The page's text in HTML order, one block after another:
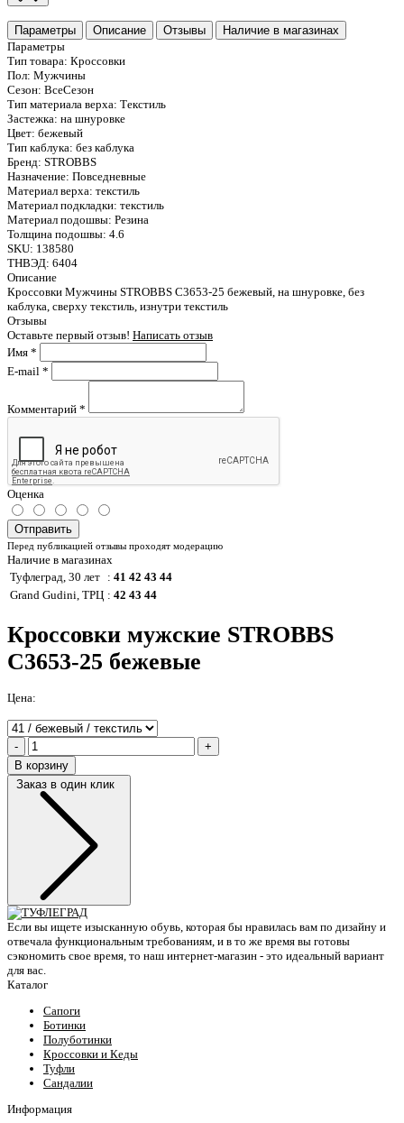
Параметры Описание Отзывы
Наличие в магазинах
Параметры
Тип товара: Кроссовки
Пол: Мужчины
Сезон: ВсеСезон
Тип материала верха: Текстиль
Застежка: на шнуровке
Цвет: бежевый
Тип каблука: без каблука
Бренд: STROBBS
Назначение: Повседневные
Материал верха: текстиль
Материал подкладки: текстиль
Материал подошвы: Резина
Толщина подошвы: 4.6
SKU: 138580
ТНВЭД: 6404
Описание
Кроссовки Мужчины STROBBS С3653-25 бежевый, на шнуровке, без
каблука, сверху текстиль, изнутри текстиль
Отзывы
Оставьте первый отзыв! Написать отзыв
Имя *
E-mail *
Комментарий *
Оценка
Отправить
Перед публикацией отзывы проходят модерацию
Наличие в магазинах
Туфлеград, 30 лет : 41 42 43 44
Grand Gudini, ТРЦ : 42 43 44
Кроссовки мужские STROBBS
С3653-25 бежевые
Цена:
-
+
В корзину
Заказ в один клик
Если вы ищете изысканную обувь, которая бы нравилась вам по дизайну и
отвечала функциональным требованиям, и в то же время вы готовы
сэкономить свое время, то наш интернет-магазин - это идеальный вариант
для вас.
Каталог
Сапоги
Ботинки
Полуботинки
Кроссовки и Кеды
Туфли
Сандалии
Информация